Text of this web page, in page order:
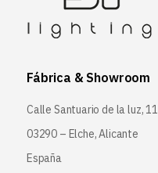
Fábrica & Showroom
Calle Santuario de la luz, 11
03290 – Elche, Alicante
España